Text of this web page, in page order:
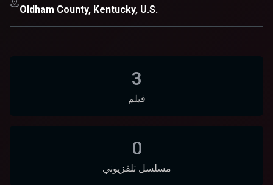
Oldham County, Kentucky, U.S.
3
فيلم
0
مسلسل تلفزيوني